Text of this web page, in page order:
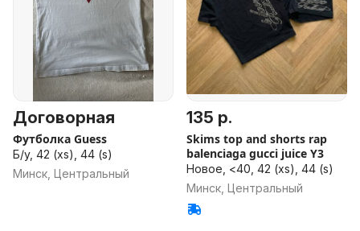
Договорная
Футболка Guess
Б/у, 42 (xs), 44 (s)
Минск, Центральный
135 р.
Skims top and shorts rap
balenciaga gucci juice Y3
Новое, <40, 42 (xs), 44 (s)
Минск, Центральный